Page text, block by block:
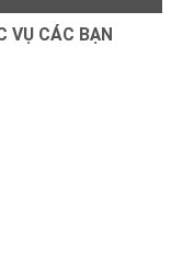
VỤ CÁC BẠN